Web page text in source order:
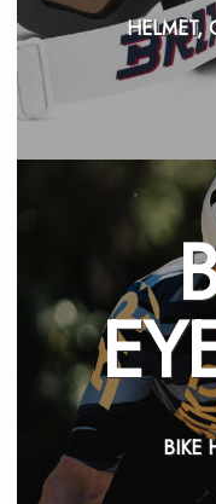
HELMET,
BIKE